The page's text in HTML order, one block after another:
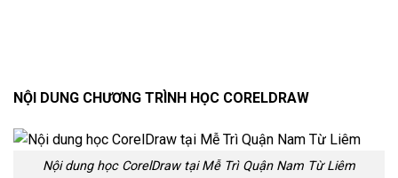
NỘI DUNG CHƯƠNG TRÌNH HỌC CORELDRAW
Nội dung học CorelDraw tại Mễ Trì Quận Nam Từ Liêm